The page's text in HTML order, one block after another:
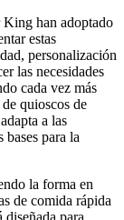
han adoptado
estas
personalización
las necesidades
cada vez más
quioscos de
a las
bases para la
la forma en
de comida rápida
diseñada para